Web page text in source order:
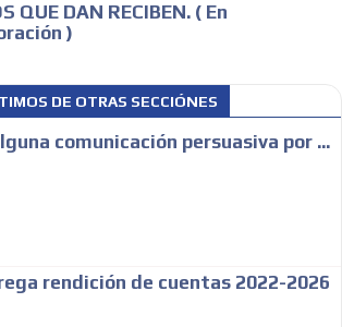
QUE DAN RECIBEN. ( En
)
DE OTRAS SECCIÓNES
comunicación persuasiva por ...
rendición de cuentas 2022-2026